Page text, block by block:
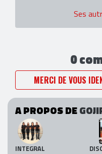
Ses
0
MERCI DE VOUS
A PROPOS DE
INTEGRAL